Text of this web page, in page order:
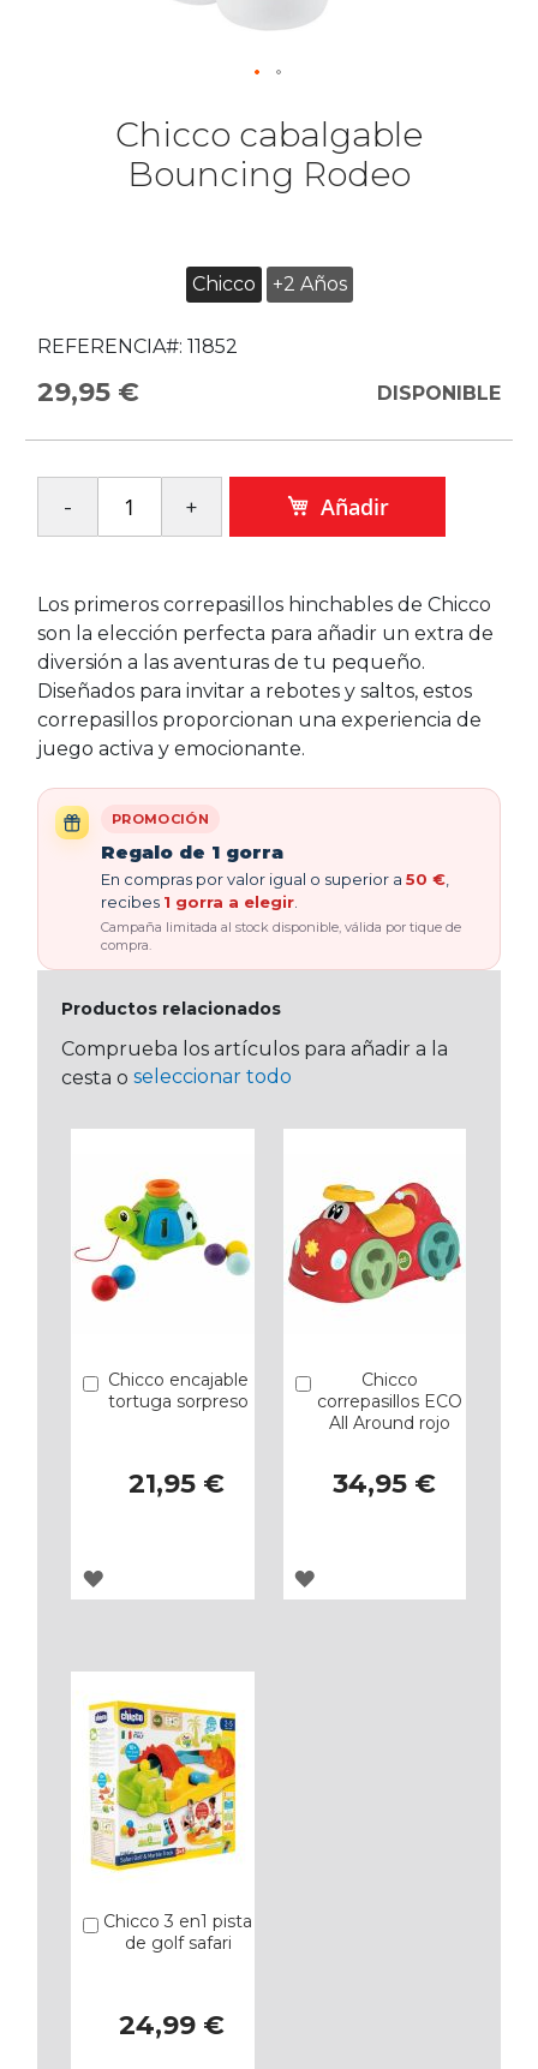
Chicco cabalgable
Bouncing Rodeo
Chicco +2 Años
REFERENCIA#: 11852
29,95 € DISPONIBLE
Añadir
Los primeros correpasillos hinchables de Chicco
son la elección perfecta para añadir un extra de
diversión a las aventuras de tu pequeño.
Diseñados para invitar a rebotes y saltos, estos
correpasillos proporcionan una experiencia de
juego activa y emocionante.
PROMOCIÓN
Regalo de 1 gorra
En compras por valor igual o superior a 50 €
recibes 1 gorra a elegir
Campaña limitada al stock disponible, válida por tique de
compra.
Productos relacionados
Comprueba los artículos para añadir a la
cesta o seleccionar todo
Chicco encajable
tortuga sorpreso
21,95 €
Añadir
AGREGAR
FAVORITOS
Chicco
correpasillos ECO
All Around rojo
34,95 €
Añadir
AGREGAR
Chicco 3 en1 pista
de golf safari
24,99 €
Añadir